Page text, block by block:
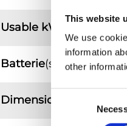
This website
We use
information
other
Consent
Usable kWh
Batterie(s)
Dimensions